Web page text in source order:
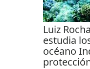
Luiz
estudia
océano